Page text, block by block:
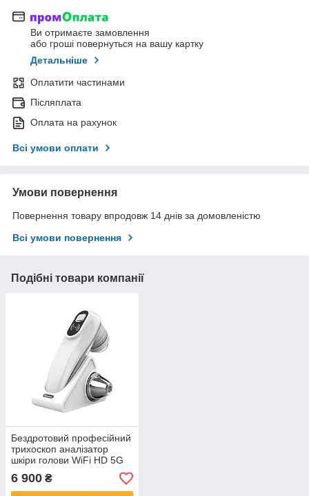
Ви отримаєте замовлення
або гроші повернуться на вашу картку
Детальніше
Оплатити частинами
Післяплата
Оплата на рахунок
Всі умови оплати
Умови повернення
Повернення товару впродовж 14 днів за домовленістю
Всі умови повернення
Подібні товари компанії
Бездротовий професійний
трихоскоп аналізатор
шкіри голови WiFi HD 5G
Білий
6 900 ₴